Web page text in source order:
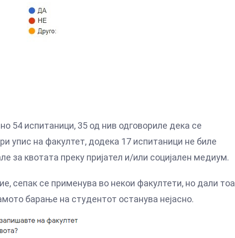
54 испитаници, 35 од нив одговориле дека се
упис на факултет, додека 17 испитаници не биле
за квотата преку пријател и/или социјален медиум.
сепак се применува во некои факултети, но дали тоа
барање на студентот останува нејасно.